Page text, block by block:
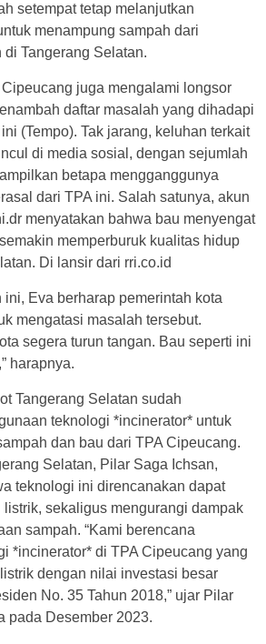
setempat tetap melanjutkan
menampung sampah dari
Tangerang Selatan.
juga mengalami longsor
daftar masalah yang dihadapi
(Tempo). Tak jarang, keluhan terkait
di media sosial, dengan sejumlah
betapa mengganggunya
dari TPA ini. Salah satunya, akun
menyatakan bahwa bau menyengat
memperburuk kualitas hidup
Di lansir dari rri.co.id
Eva berharap pemerintah kota
mengatasi masalah tersebut.
segera turun tangan. Bau seperti ini
harapnya.
Tangerang Selatan sudah
teknologi *incinerator* untuk
dan bau dari TPA Cipeucang.
Selatan, Pilar Saga Ichsan,
teknologi ini direncanakan dapat
sekaligus mengurangi dampak
sampah. “Kami berencana
*incinerator* di TPA Cipeucang yang
dengan nilai investasi besar
No. 35 Tahun 2018,” ujar Pilar
pada Desember 2023.